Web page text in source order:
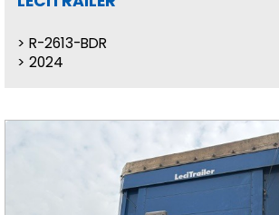
R-2613-BDR
2024